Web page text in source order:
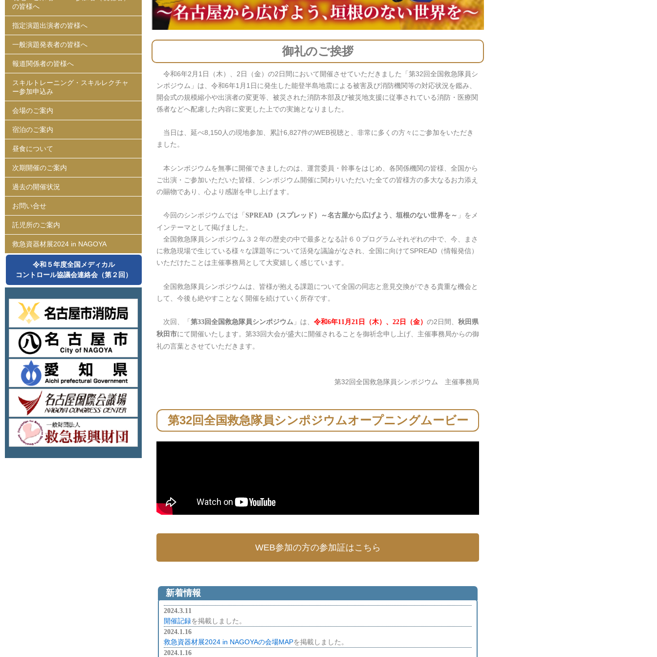
の皆様へ
指定演題出演者の皆様へ
一般演題発表者の皆様へ
報道関係者の皆様へ
スキルトレーニング・スキルレクチャ
ー参加申込み
会場のご案内
宿泊のご案内
昼食について
次期開催のご案内
過去の開催状況
お問い合せ
託児所のご案内
救急資器材展2024 in NAGOYA
令和５年度全国メディカル
コントロール協議会連絡会（第２回）
御礼のご挨拶
令和6年2月1日（木）、2日（金）の2日間において開催させていただきました「第32回全国救急隊員シ
ンポジウム」は、令和6年1月1日に発生した能登半島地震による被害及び消防機関等の対応状況を鑑み、
開会式の規模縮小や出演者の変更等、被災された消防本部及び被災地支援に従事されている消防・医療関
係者などへ配慮した内容に変更した上での実施となりました。
当日は、延べ8,150人の現地参加、累計6,827件のWEB視聴と、非常に多くの方々にご参加をいただき
ました。
本シンポジウムを無事に開催できましたのは、運営委員・幹事をはじめ、各関係機関の皆様、全国から
ご出演・ご参加いただいた皆様、シンポジウム開催に関わりいただいた全ての皆様方の多大なるお力添え
の賜物であり、心より感謝を申し上げます。
今回のシンポジウムでは「 SPREAD（スプレッド）～名古屋から広げよう、垣根のない世界を～ 」をメ
インテーマとして掲げました。
全国救急隊員シンポジウム３２年の歴史の中で最多となる計６０プログラムそれぞれの中で、今、まさ
に救急現場で生じている様々な課題等について活発な議論がなされ、全国に向けてSPREAD（情報発信）
いただけたことは主催事務局として大変嬉しく感じています。
全国救急隊員シンポジウムは、皆様が抱える課題について全国の同志と意見交換ができる貴重な機会と
して、今後も絶やすことなく開催を続けていく所存です。
次回、「 第33回全国救急隊員シンポジウム 」は、 令和6年11月21日（木）、22日（金） の2日間、 秋田県
秋田市にて開催いたします。第33回大会が盛大に開催されることを御祈念申し上げ、主催事務局からの御
礼の言葉とさせていただきます。
第32回全国救急隊員シンポジウム 主催事務局
第32回全国救急隊員シンポジウムオープニングムービー
WEB参加の方の参加証はこちら
新着情報
2024.3.11
開催記録を掲載しました。
2024.1.16
救急資器材展2024 in NAGOYAの会場MAPを掲載しました。
2024.1.16